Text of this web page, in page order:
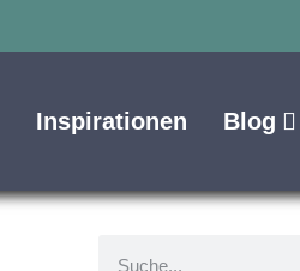
Inspirationen Blog